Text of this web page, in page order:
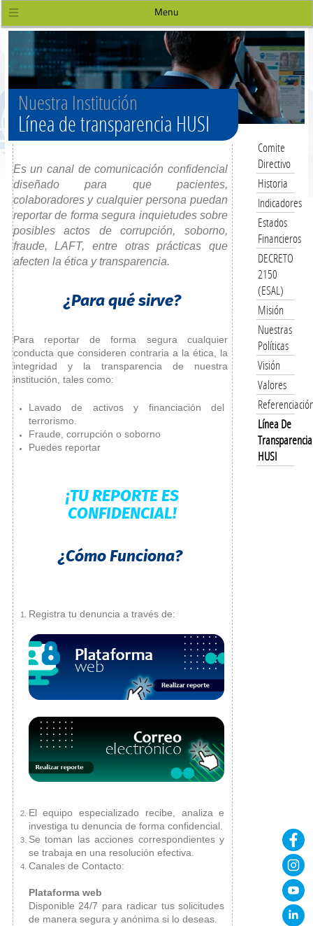
Menu
Nuestra Institución
Línea de transparencia HUSI
Es un canal de comunicación confidencial
diseñado para que pacientes,
colaboradores y cualquier persona puedan
reportar de forma segura inquietudes sobre
posibles actos de corrupción, soborno,
fraude, LAFT, entre otras prácticas que
afecten la ética y transparencia.
¿Para qué sirve?
Para reportar de forma segura cualquier
conducta que consideren contraria a la ética, la
integridad y la transparencia de nuestra
institución, tales como:
Lavado de activos y financiación del
terrorismo.
Fraude, corrupción o soborno
Puedes reportar
¡TU REPORTE ES
CONFIDENCIAL!
¿Cómo Funciona?
Registra tu denuncia a través de:
El equipo especializado recibe, analiza e
investiga tu denuncia de forma confidencial.
Se toman las acciones correspondientes y
se trabaja en una resolución efectiva.
Canales de Contacto:
Plataforma web
Disponible 24/7 para radicar tus solicitudes
de manera segura y anónima si lo deseas.
Comite
Directivo
Historia
Indicadores
Estados
Financieros
DECRETO
2150
(ESAL)
Misión
Nuestras
Políticas
Visión
Valores
Línea De
Transparencia
HUSI